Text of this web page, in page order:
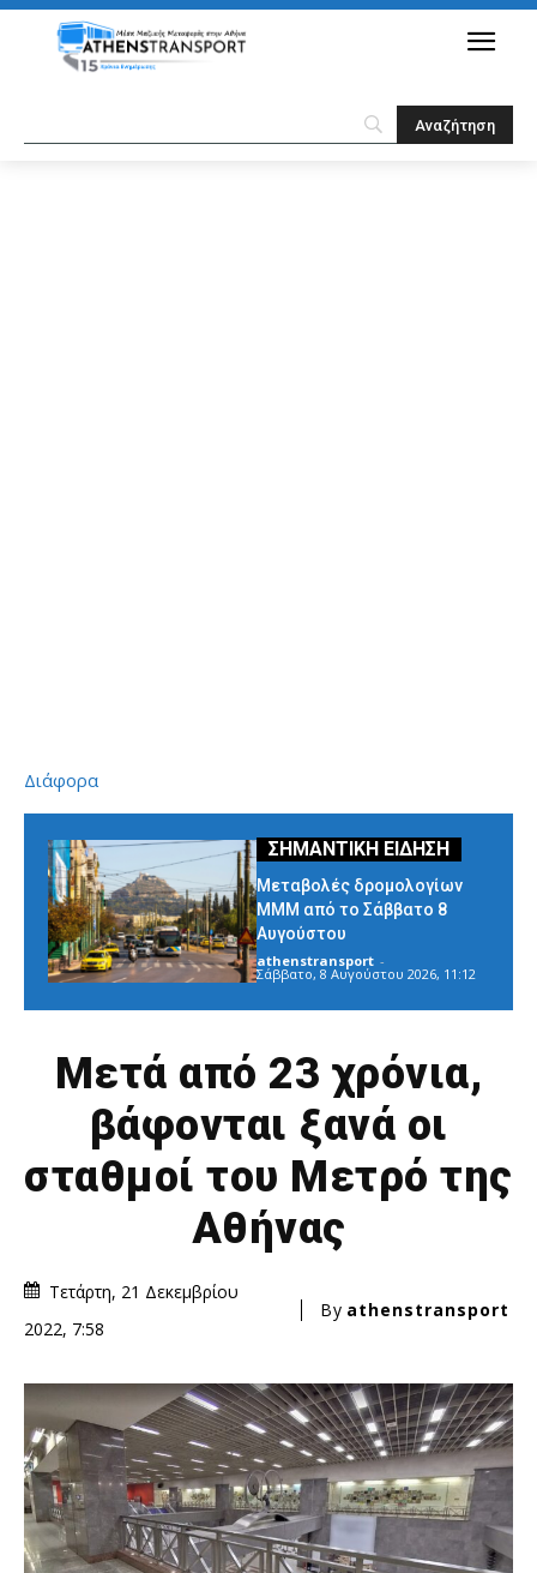
Διάφορα
Μεταβολές δρομολογίων
ΜΜΜ από το Σάββατο 8
Αυγούστου
athenstransport -
Σάββατο, 8 Αυγούστου 2026, 11:12
Μετά από 23 χρόνια,
βάφονται ξανά οι
σταθμοί του Μετρό της
Αθήνας
Τετάρτη, 21 Δεκεμβρίου
2022, 7:58
By athenstransport